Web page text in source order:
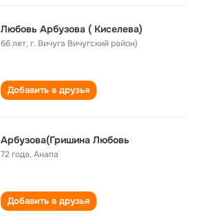
Любовь Арбузова ( Киселева)
66 лет,г. Вичуга Вичугский район)
Добавить в друзья
Арбузова(Гришина Любовь
72 года,Анапа
Добавить в друзья